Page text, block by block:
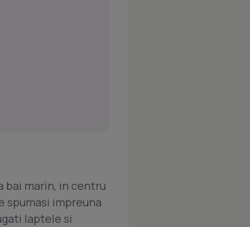
bai marin, in centru
spumasi impreuna
laptele si